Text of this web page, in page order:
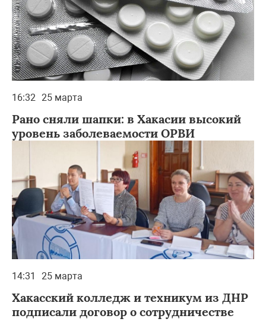
16:32 25 марта
Рано сняли шапки: в Хакасии высокий
уровень заболеваемости ОРВИ
14:31 25 марта
Хакасский колледж и техникум из ДНР
подписали договор о сотрудничестве